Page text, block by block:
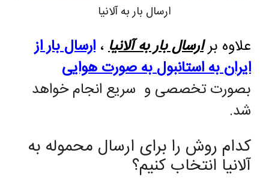
ارسال بار به آلانیا
علاوه برارسال بار به آلانیا، ارسال بار از
ایران به استانبولبه صورت هوایی
بصورت تخصصی و سریع انجام خواهد
شد.
کدام روش را برای ارسال محموله به
آلانیا انتخاب کنیم؟